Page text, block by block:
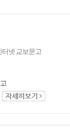
터넷 교보문고